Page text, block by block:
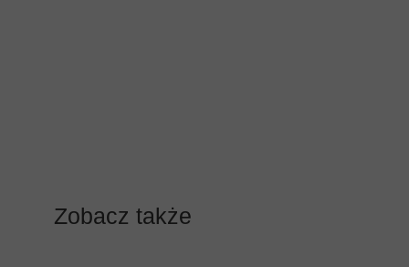
Zobacz także